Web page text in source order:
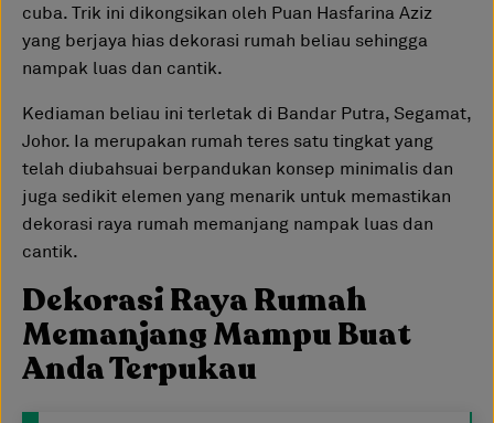
cuba. Trik ini dikongsikan oleh Puan Hasfarina Aziz
yang berjaya hias dekorasi rumah beliau sehingga
nampak luas dan cantik.
Kediaman beliau ini terletak di Bandar Putra, Segamat,
Johor. Ia merupakan rumah teres satu tingkat yang
telah diubahsuai berpandukan konsep minimalis dan
juga sedikit elemen yang menarik untuk memastikan
dekorasi raya rumah memanjang nampak luas dan
cantik.
Dekorasi Raya Rumah
Memanjang Mampu Buat
Anda Terpukau